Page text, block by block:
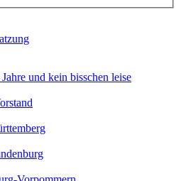
und kein bisschen leise